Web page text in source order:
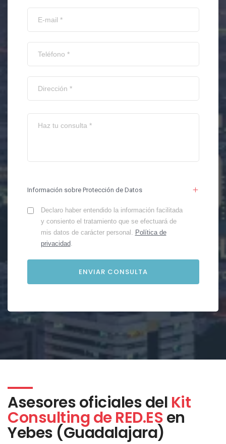
Información sobre Protección de Datos
Declaro haber entendido la información facilitada
y consiento el tratamiento que se efectuará de
mis datos de carácter personal. Política de
privacidad.
Asesores oficiales del Kit
Consulting de RED.ESen
Yebes (Guadalajara)